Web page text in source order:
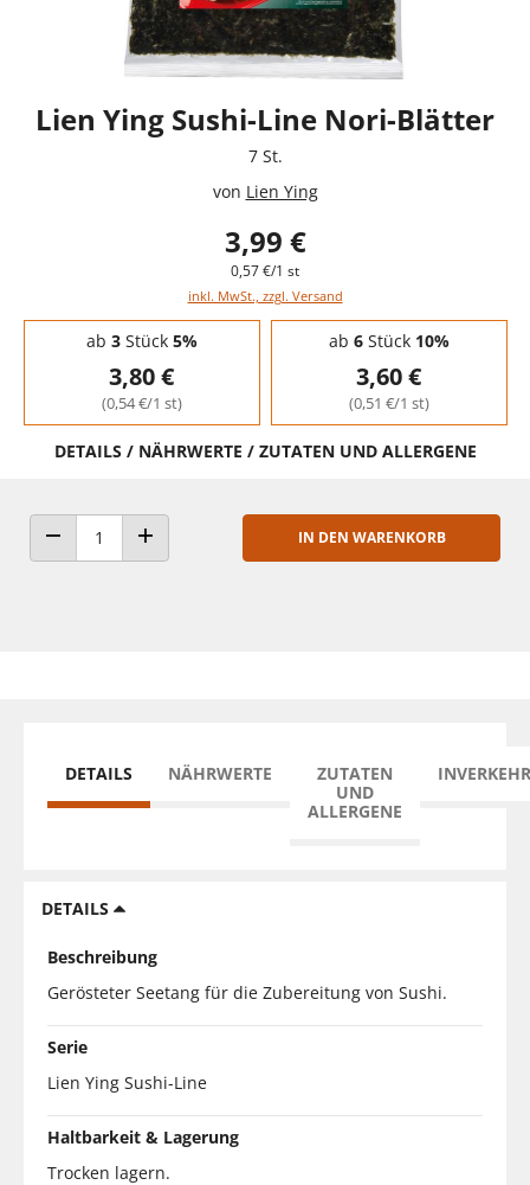
Lien Ying Sushi-Line Nori-Blätter
7 St.
von Lien Ying
3,99 €
0,57 €/1 st
inkl. MwSt., zzgl. Versand
Staffelpreise - Mengenrabatt
ab 3Stück 5%
3,80 €
(0,54 €/1 st)
ab 6Stück 10%
3,60 €
(0,51 €/1 st)
DETAILS / NÄHRWERTE / ZUTATEN UND ALLERGENE
ANZAHL VERRINGERNANZAHL ERHÖHEN
IN DEN WARENKORB
DETAILS NÄHRWERTE
ZUTATEN
UND
ALLERGENE
DETAILS
Beschreibung
Gerösteter Seetang für die Zubereitung von Sushi.
Serie
Lien Ying Sushi-Line
Haltbarkeit & Lagerung
Trocken lagern.